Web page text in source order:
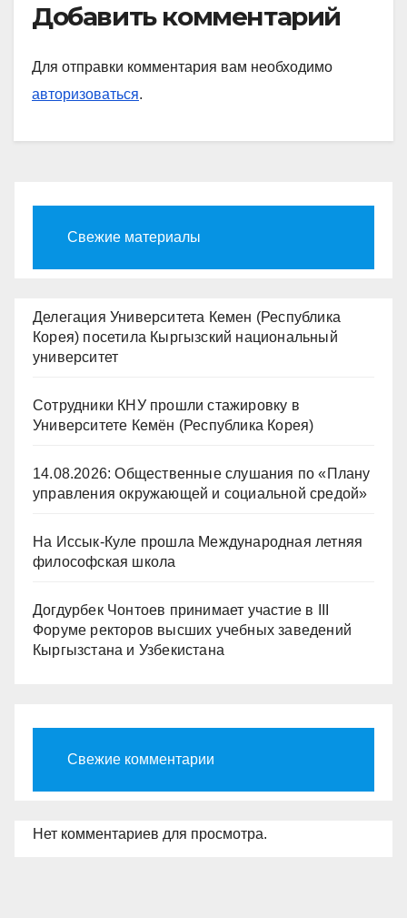
Добавить комментарий
Для отправки комментария вам необходимо
авторизоваться.
Свежие материалы
Делегация Университета Кемен (Республика
Корея) посетила Кыргызский национальный
университет
Сотрудники КНУ прошли стажировку в
Университете Кемён (Республика Корея)
14.08.2026: Общественные слушания по «Плану
управления окружающей и социальной средой»
На Иссык-Куле прошла Международная летняя
философская школа
Догдурбек Чонтоев принимает участие в III
Форуме ректоров высших учебных заведений
Кыргызстана и Узбекистана
Свежие комментарии
Нет комментариев для просмотра.